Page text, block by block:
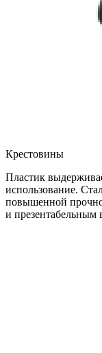
Крестовины
Пластик
использование.
повышенной
и